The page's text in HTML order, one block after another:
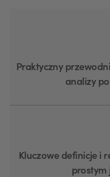
Praktyczny
analizy
Kluczowe definicje i
prostym